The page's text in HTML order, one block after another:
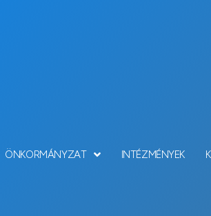
ÖNKORMÁNYZAT INTÉZMÉNYEK